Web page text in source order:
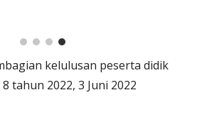
kelulusan peserta didik
tahun 2022, 3 Juni 2022